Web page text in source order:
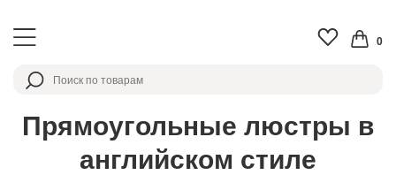
0
Прямоугольные люстры в
английском стиле